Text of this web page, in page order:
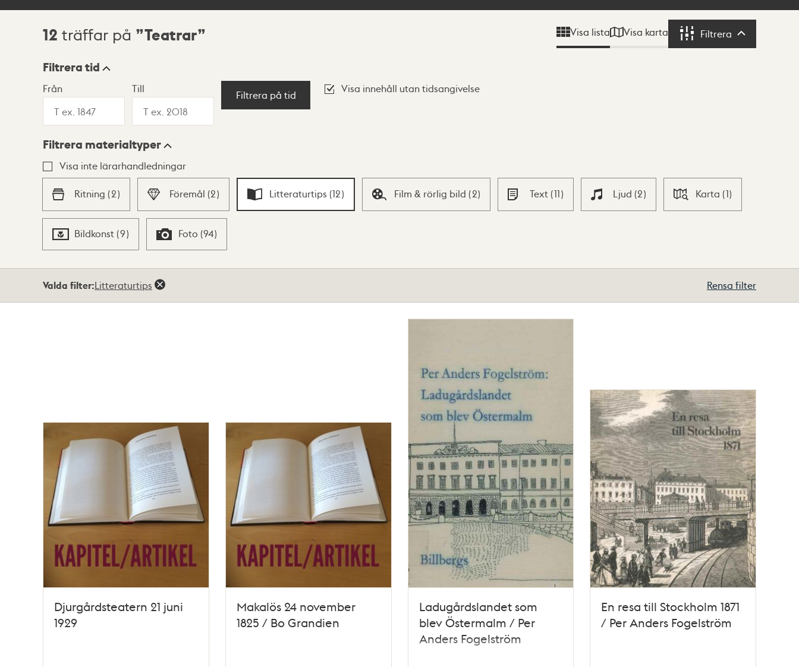
Sökresultat
12 träffar på Teatrar Visa lista Visa karta Filtrera Filtrera
Visningsläge
Lista Karta
Filtrera tid
Från Till
Filtrera på tid
Visa innehåll utan tidsangivelse
Filtrera materialtyper
Visa inte lärarhandledningar
Ritning (2) Föremål (2) Litteraturtips (12) Film & rörlig bild (2) Text (11) Ljud (2) Karta (1)
Bildkonst (9) Foto (94)
Valda filter:Litteraturtips Rensa filter
Djurgårdsteatern 21 juni
1929
Makalös 24 november
1825 / Bo Grandien
Ladugårdslandet som
blev Östermalm / Per
Anders Fogelström
En resa till Stockholm 1871
/ Per Anders Fogelström